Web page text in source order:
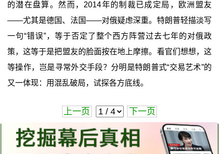
的潜在盘算。然而，2014年的制裁已成定局，欧洲盟友
——尤其是德国、法国——对俄疑虑深重。特朗普轻描淡写
一句“错误”，等于否定了整个西方阵营过去七年的对俄政
策，这等于是把盟友的脸面按在地上摩擦。看官们想想，这
等操作，岂是寻常外交手段？分明是特朗普式“交易艺术”的
又一体现：用混乱破局，试探各方底线。
上一页 下一页